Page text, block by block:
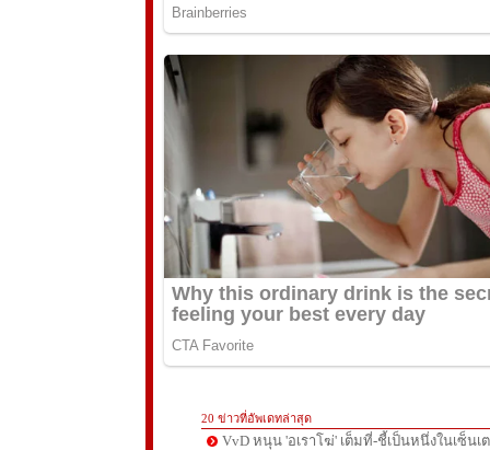
20 ข่าวที่อัพเดทล่าสุด
VvD หนุน 'อเราโฆ่' เต็มที่-ชี้เป็นหนึ่งในเซ็นเ